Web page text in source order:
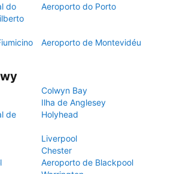
do
Aeroporto do Porto
Aeroporto de Montevidéu
Colwyn Bay
Ilha de Anglesey
de
Holyhead
Liverpool
Chester
Aeroporto de Blackpool